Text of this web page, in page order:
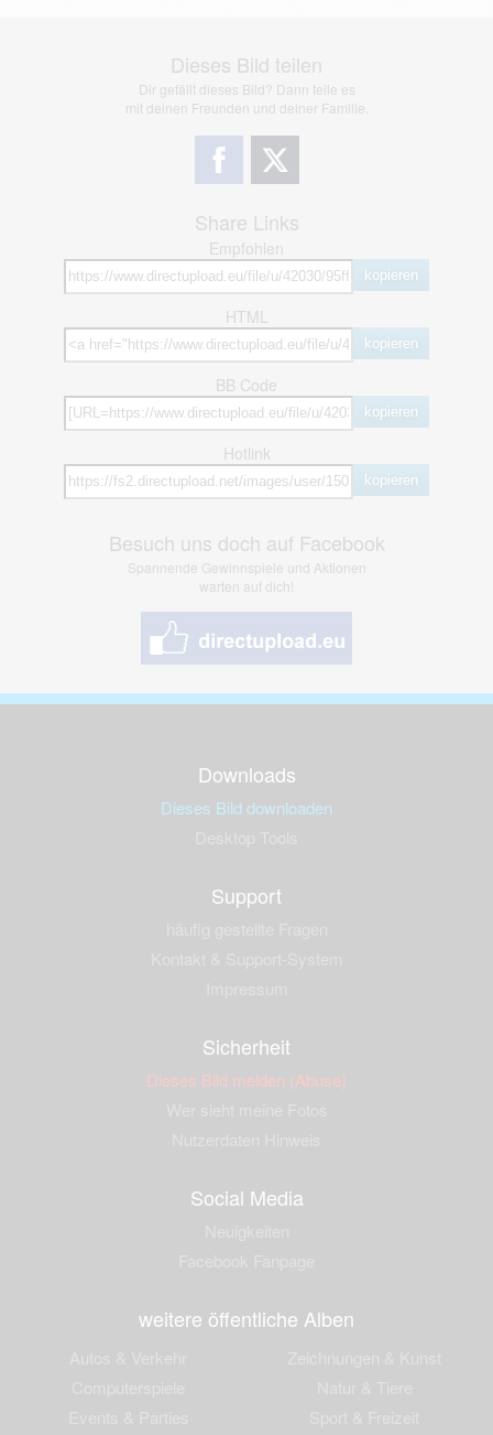
Dieses Bild teilen
Dir gefällt dieses Bild? Dann teile es
mit deinen Freunden und deiner Familie.
Share Links
Empfohlen
kopieren
HTML
kopieren
BB Code
kopieren
Hotlink
kopieren
Besuch uns doch auf Facebook
Spannende Gewinnspiele und Aktionen
warten auf dich!
Downloads
Dieses Bild downloaden
Support
Sicherheit
Dieses Bild melden (Abuse)
Social Media
weitere öffentliche Alben